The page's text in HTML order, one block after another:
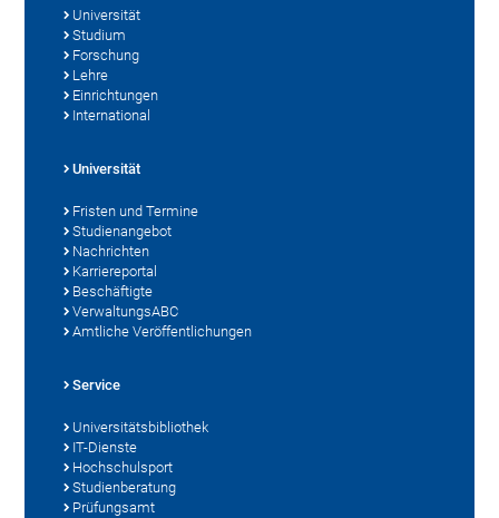
Universität
Studium
Forschung
Lehre
Einrichtungen
International
Universität
Fristen und Termine
Studienangebot
Nachrichten
Karriereportal
Beschäftigte
VerwaltungsABC
Amtliche Veröffentlichungen
Service
Universitätsbibliothek
IT-Dienste
Hochschulsport
Studienberatung
Prüfungsamt